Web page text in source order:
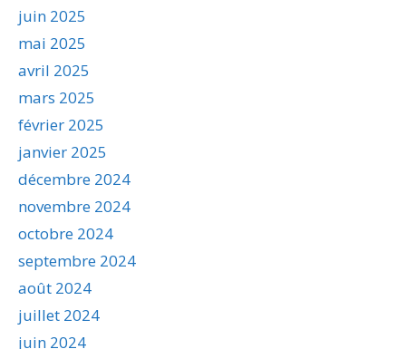
juin 2025
mai 2025
avril 2025
mars 2025
février 2025
janvier 2025
décembre 2024
novembre 2024
octobre 2024
septembre 2024
août 2024
juillet 2024
juin 2024